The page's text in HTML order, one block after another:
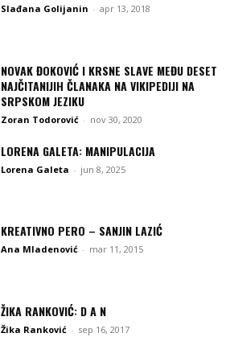
Slađana Golijanin - apr 13, 2018
NOVAK ĐOKOVIĆ I KRSNE SLAVE MEĐU DESET
NAJČITANIJIH ČLANAKA NA VIKIPEDIJI NA
SRPSKOM JEZIKU
Zoran Todorović - nov 30, 2020
LORENA GALETA: MANIPULACIJA
Lorena Galeta - jun 8, 2025
KREATIVNO PERO – SANJIN LAZIĆ
Ana Mladenović - mar 11, 2015
ŽIKA RANKOVIĆ: D A N
Žika Ranković - sep 16, 2017